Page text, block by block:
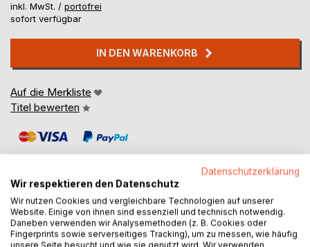
inkl. MwSt. / portofrei
sofort verfügbar
IN DEN WARENKORB
Auf die Merkliste
Titel bewerten
BESCHREIBUNG
Datenschutzerklärung
Wir respektieren den Datenschutz
Wir nutzen Cookies und vergleichbare Technologien auf unserer
Website. Einige von ihnen sind essenziell und technisch notwendig.
Daneben verwenden wir Analysemethoden (z. B. Cookies oder
Fingerprints sowie serverseitiges Tracking), um zu messen, wie häufig
unsere Seite besucht und wie sie genutzt wird. Wir verwenden